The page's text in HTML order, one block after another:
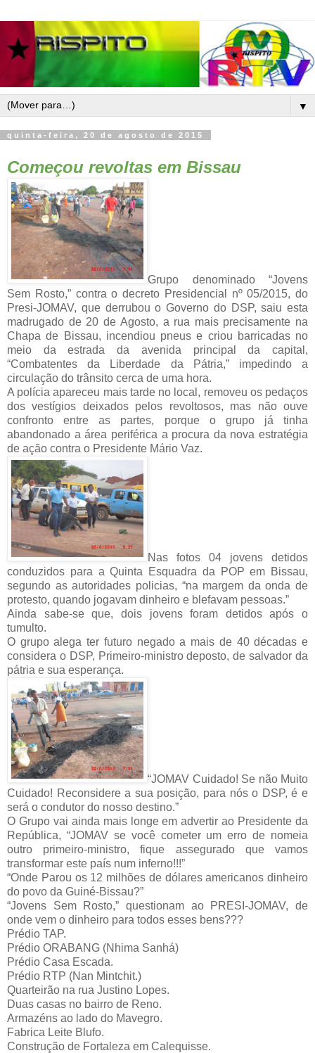
▼
quinta-feira, 20 de agosto de 2015
Começou revoltas em Bissau
Grupo denominado “Jovens
Sem Rosto,” contra o decreto Presidencial nº 05/2015, do
Presi-JOMAV, que derrubou o Governo do DSP, saiu esta
madrugado de 20 de Agosto, a rua mais precisamente na
Chapa de Bissau, incendiou pneus e criou barricadas no
meio da estrada da avenida principal da capital,
“Combatentes da Liberdade da Pátria,” impedindo a
circulação do trânsito cerca de uma hora.
A polícia apareceu mais tarde no local, removeu os pedaços
dos vestígios deixados pelos revoltosos, mas não ouve
confronto entre as partes, porque o grupo já tinha
abandonado a área periférica a procura da nova estratégia
de ação contra o Presidente Mário Vaz.
Nas fotos 04 jovens detidos
conduzidos para a Quinta Esquadra da POP em Bissau,
segundo as autoridades policias, “na margem da onda de
protesto, quando jogavam dinheiro e blefavam pessoas.”
Ainda sabe-se que, dois jovens foram detidos após o
tumulto.
O grupo alega ter futuro negado a mais de 40 décadas e
considera o DSP, Primeiro-ministro deposto, de salvador da
pátria e sua esperança.
“JOMAV Cuidado! Se não Muito
Cuidado! Reconsidere a sua posição, para nós o DSP, é e
será o condutor do nosso destino.”
O Grupo vai ainda mais longe em advertir ao Presidente da
República, “JOMAV se você cometer um erro de nomeia
outro primeiro-ministro, fique assegurado que vamos
transformar este país num inferno!!!”
“Onde Parou os 12 milhões de dólares americanos dinheiro
do povo da Guiné-Bissau?”
“Jovens Sem Rosto,” questionam ao PRESI-JOMAV, de
onde vem o dinheiro para todos esses bens???
Prédio TAP.
Prédio ORABANG (Nhima Sanhá)
Prédio Casa Escada.
Prédio RTP (Nan Mintchit.)
Quarteirão na rua Justino Lopes.
Duas casas no bairro de Reno.
Armazéns ao lado do Mavegro.
Fabrica Leite Blufo.
Construção de Fortaleza em Calequisse.